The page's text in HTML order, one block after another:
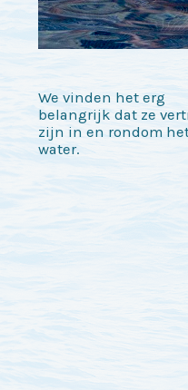
We vinden het erg
belangrijk dat ze
zijn in en rondom
water.